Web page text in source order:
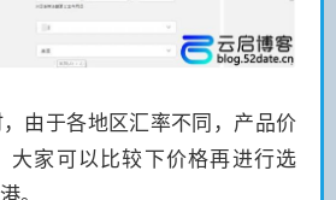
由于各地区汇率不同，产品价
大家可以比较下价格再进行选
。